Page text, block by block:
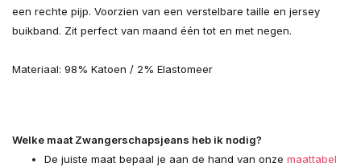
een rechte pijp. Voorzien van een verstelbare taille en jersey
buikband. Zit perfect van maand één tot en met negen.
Materiaal: 98% Katoen / 2% Elastomeer
Welke maat Zwangerschapsjeans heb ik nodig?
De juiste maat bepaal je aan de hand van onze maattabel